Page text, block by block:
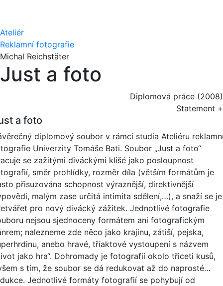
Ateliér
Reklamní fotografie
Michal Reichstäter
Just a foto
Diplomová práce (2008)
Statement +
a foto
diplomový soubor v rámci studia Ateliéru
Univerzity Tomáše Bati. Soubor „Just a foto“
se zažitými diváckými klišé jako posloupnost
směr prohlídky, rozměr díla (větším formátům je
přisuzována schopnost výraznější, direktivnější
malým zase určitá intimita sdělení,…), a snaží se je
pro nový divácký zážitek. Jednotlivé fotografie
nejsou sjednoceny formátem ani fotografickým
nalezneme zde něco jako krajinu, zátiší, pejska,
anebo hravé, tříaktové vystoupení s názvem
jako hra“. Dohromady je fotografií okolo třiceti kusů,
s tím, že soubor se dá redukovat až do naprosté…
Jednotlivé formáty fotografií se pohybují od